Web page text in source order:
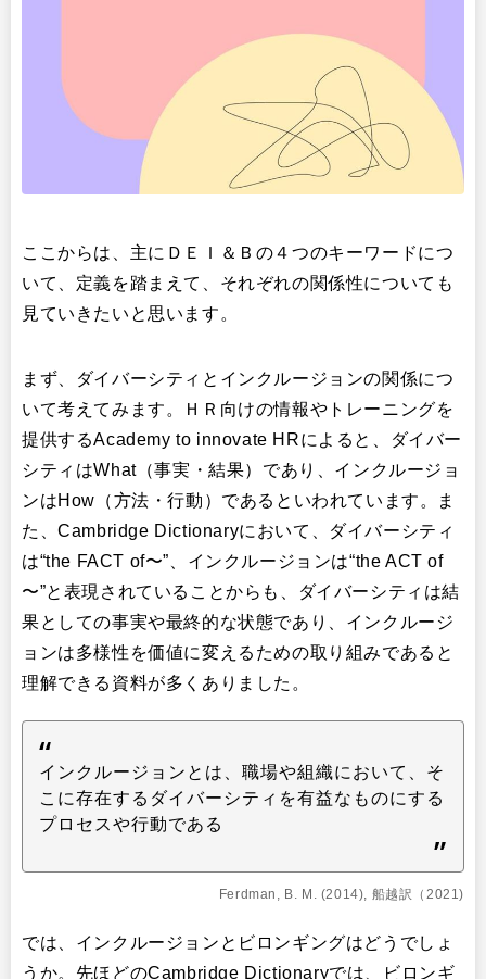
ここからは、主にＤＥＩ＆Ｂの４つのキーワードにつ
いて、定義を踏まえて、それぞれの関係性についても
見ていきたいと思います。
まず、ダイバーシティとインクルージョンの関係につ
いて考えてみます。ＨＲ向けの情報やトレーニングを
提供するAcademy to innovate HRによると、ダイバー
シティはWhat（事実・結果）であり、インクルージョ
ンはHow（方法・行動）であるといわれています。ま
た、Cambridge Dictionaryにおいて、ダイバーシティ
は“the FACT of〜”、インクルージョンは“the ACT of
〜”と表現されていることからも、ダイバーシティは結
果としての事実や最終的な状態であり、インクルージ
ョンは多様性を価値に変えるための取り組みであると
理解できる資料が多くありました。
インクルージョンとは、職場や組織において、そ
こに存在するダイバーシティを有益なものにする
プロセスや行動である
Ferdman, B. M. (2014), 船越訳（2021)
では、インクルージョンとビロンギングはどうでしょ
うか。先ほどのCambridge Dictionaryでは、ビロンギ